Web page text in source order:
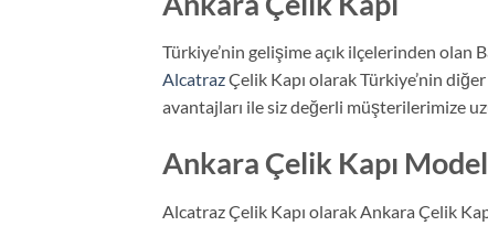
Türkiye’nin gelişime açık ilçelerinden
AlcatrazÇelik Kapı olarak Türkiye’nin
avantajları ile siz değerli müşterilerimize
Ankara Çelik Kapı
Alcatraz Çelik Kapı olarak Ankara Çelik